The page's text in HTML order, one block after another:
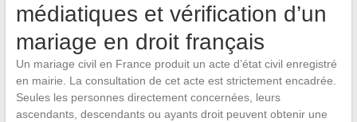
médiatiques et vérification d’un
mariage en droit français
Un mariage civil en France produit un acte d’état civil enregistré
en mairie. La consultation de cet acte est strictement encadrée.
Seules les personnes directement concernées, leurs
ascendants, descendants ou ayants droit peuvent obtenir une